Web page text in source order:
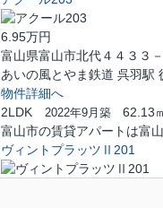
6.95万円
富山県富山市北代４４３３
あいの風とやま鉄道 呉羽駅
物件詳細へ
2LDK 2022年9月築 62.13
富山市の賃貸アパートは富
ヴィントプラッツⅡ201